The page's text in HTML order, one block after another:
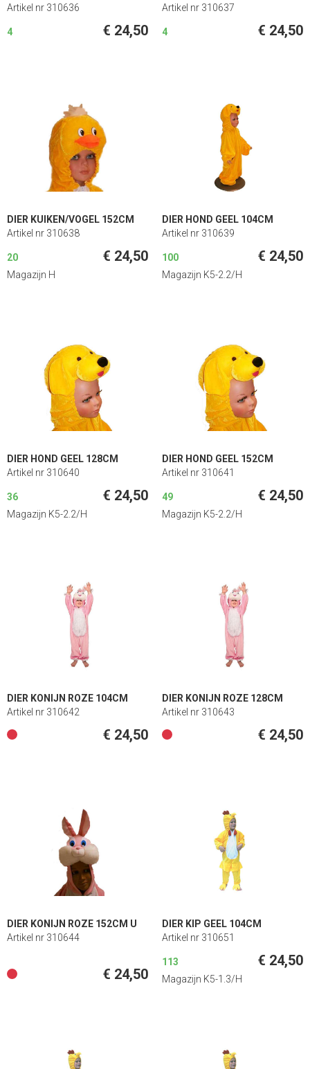
Artikel nr 310636
4 € 24,50
Artikel nr 310637
4 € 24,50
DIER KUIKEN/VOGEL 152CM
Artikel nr 310638
20 € 24,50
Magazijn H
DIER HOND GEEL 104CM
Artikel nr 310639
100 € 24,50
Magazijn K5-2.2/H
DIER HOND GEEL 128CM
Artikel nr 310640
36 € 24,50
Magazijn K5-2.2/H
DIER HOND GEEL 152CM
Artikel nr 310641
49 € 24,50
Magazijn K5-2.2/H
DIER KONIJN ROZE 104CM
Artikel nr 310642
€ 24,50
DIER KONIJN ROZE 128CM
Artikel nr 310643
€ 24,50
DIER KONIJN ROZE 152CM U
Artikel nr 310644
€ 24,50
DIER KIP GEEL 104CM
Artikel nr 310651
113 € 24,50
Magazijn K5-1.3/H